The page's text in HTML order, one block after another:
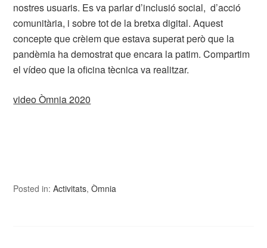
nostres usuaris. Es va parlar d’inclusió social, d’acció
comunitària, i sobre tot de la bretxa digital. Aquest
concepte que crèiem que estava superat però que la
pandèmia ha demostrat que encara la patim. Compartim
el vídeo que la oficina tècnica va realitzar.
video Òmnia 2020
Posted in:Activitats,Òmnia